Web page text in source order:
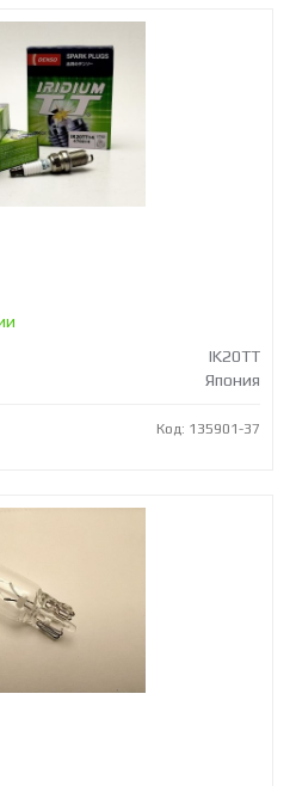
IK20TT
Япония
Код: 135901-37